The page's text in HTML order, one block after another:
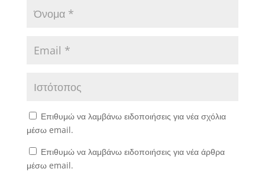
Επιθυμώ να λαμβάνω ειδοποιήσεις για νέα σχόλια
μέσω email.
Επιθυμώ να λαμβάνω ειδοποιήσεις για νέα άρθρα
μέσω email.